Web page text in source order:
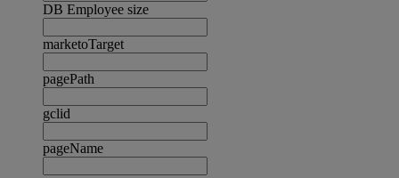
DB Employee size
marketoTarget
pagePath
gclid
pageName